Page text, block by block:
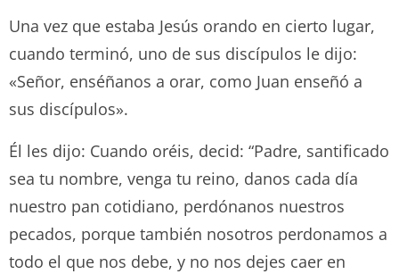
Una vez que estaba Jesús orando en cierto lugar,
cuando terminó, uno de sus discípulos le dijo:
«Señor, enséñanos a orar, como Juan enseñó a
sus discípulos».
Él les dijo: Cuando oréis, decid: “Padre, santificado
sea tu nombre, venga tu reino, danos cada día
nuestro pan cotidiano, perdónanos nuestros
pecados, porque también nosotros perdonamos a
todo el que nos debe, y no nos dejes caer en